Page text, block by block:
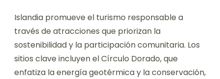
Islandia promueve el turismo responsable a
través de atracciones que priorizan la
sostenibilidad y la participación comunitaria. Los
sitios clave incluyen el Círculo Dorado, que
enfatiza la energía geotérmica y la conservación,